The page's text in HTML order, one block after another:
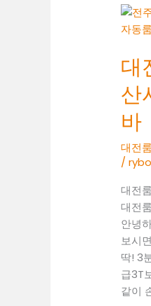
대
산
바
대전
/
대전
대전
안녕
보시
딱! 3
급3T
같이
대
전
알
k
톡
아
시
유
흥
알
바
아
산